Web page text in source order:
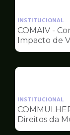
INSTITUCIONAL
COMAIV -
Impacto de
INSTITUCIONAL
Direitos da